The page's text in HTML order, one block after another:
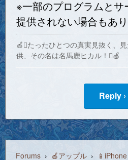
※一部のプログラムと
提供されない場合もあり
🍎たったひとつの真実見抜く、
供、その名は名馬鹿ヒカル！🍏
Reply ›
Forums › 🍎アップル ›